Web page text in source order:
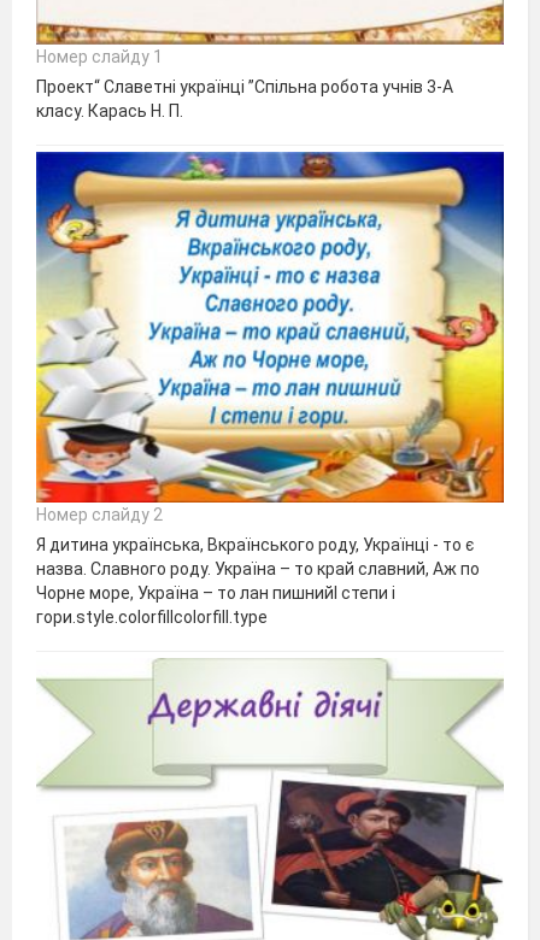
Номер слайду 1
Проект“ Славетні українці ”Спільна робота учнів 3-А
класу. Карась Н. П.
Номер слайду 2
Я дитина українська, Вкраїнського роду, Українці - то є
назва. Славного роду. Україна – то край славний, Аж по
Чорне море, Україна – то лан пишнийІ степи і
гори.style.colorfillcolorfill.type